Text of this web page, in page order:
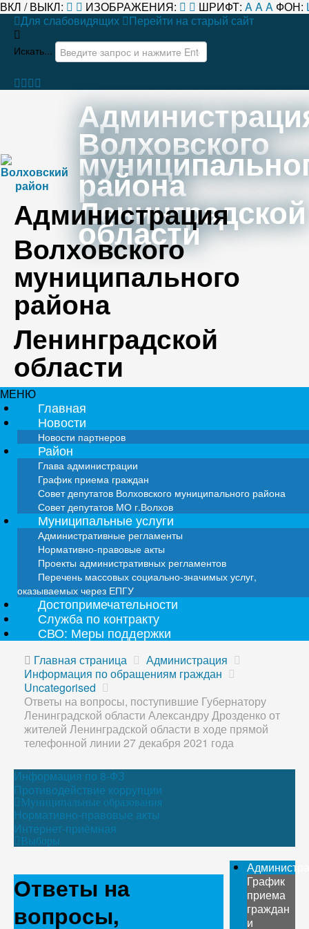
ВКЛ / ВЫКЛ: ИЗОБРАЖЕНИЯ: ШРИФТ: AAA ФОН:
Для слабовидящих
Перейти на старый сайт
Искать...
Волховского
района
Ленинградской
области
Администрация
Волховского
муниципального
района
Ленинградской
области
МЕНЮ
Главная
Новости
Новости партнеров
Район
Глава администрации
График приема граждан
Совет депутатов Волховского муниципального района
Совет депутатов МО г.Волхов
Муниципальные услуги
Административные регламенты
Нормативно-правовые акты
Проекты административных регламентов
Перечень массовых социально-значимых услуг,
оказываемых через ЕПГУ
Достопримечательности
Служба по контракту
СВО: Меры поддержки
Главная страница
Администрация
Информация по обращениям граждан
Uncategorised
Ответы на вопросы, поступившие Губернатору
Ленинградской области Александру Дрозденко от
жителей Ленинградской области в ходе прямой
телефонной линии 27 декабря 2021 года
Информация по 8-ФЗ
Противодействие коррупции
Муниципальные образования
Нормативно-правовые акты
Интернет-приёмная
Выборы
Ответы на
вопросы,
График
приема
граждан
и